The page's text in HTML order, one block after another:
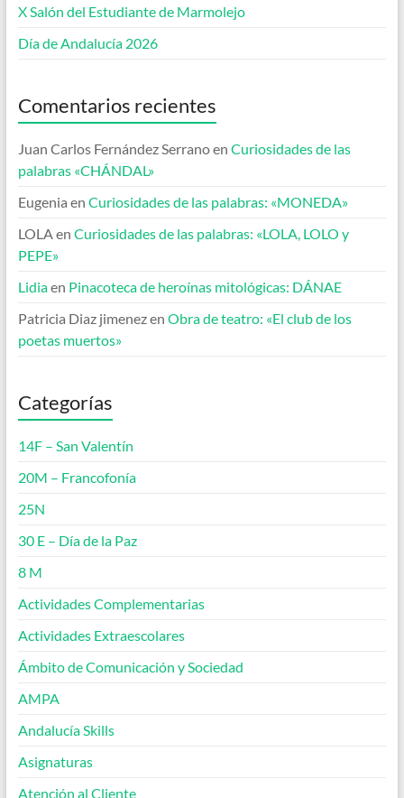
X Salón del Estudiante de Marmolejo
Día de Andalucía 2026
Comentarios recientes
Juan Carlos Fernández Serranoen Curiosidades de las
palabras «CHÁNDAL»
Eugenia en Curiosidades de las palabras: «MONEDA»
LOLAen Curiosidades de las palabras: «LOLA, LOLO y
PEPE»
Lidiaen Pinacoteca de heroínas mitológicas: DÁNAE
Patricia Diaz jimenezen Obra de teatro: «El club de los
poetas muertos»
Categorías
14F – San Valentín
20M – Francofonía
25N
30 E – Día de la Paz
8 M
Actividades Complementarias
Actividades Extraescolares
Ámbito de Comunicación y Sociedad
AMPA
Andalucía Skills
Asignaturas
Atención al Cliente